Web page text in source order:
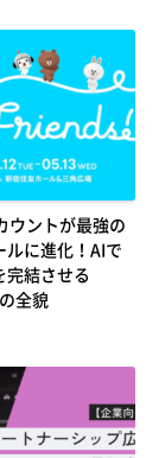
ウントが最強の
ルに進化！AIで
完結させる
全貌